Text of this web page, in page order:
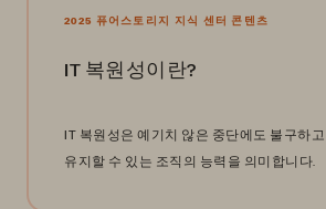
2025 퓨어스토리지 지식 센터 콘텐츠
IT 복원성이란?
IT 복원성은 예기치 않은 중단에도 불구하
유지할 수 있는 조직의 능력을 의미합니다.